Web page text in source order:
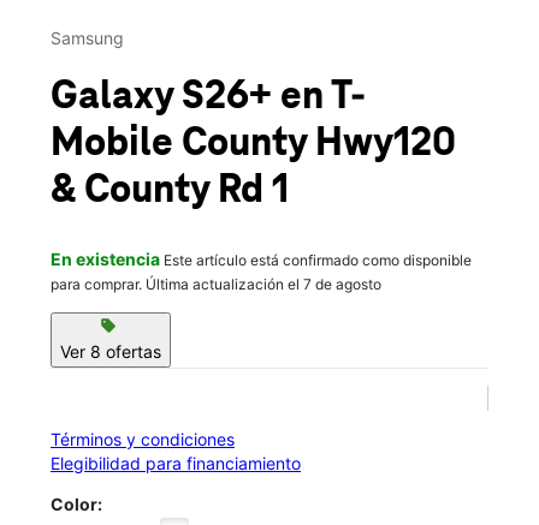
Vie.:10:00 a.m. a 8:00 p.m.
71 County Road 120 Ste 100 Sartell, MN 56303
Samsung
Galaxy S26+ en T-
Mobile County Hwy120
& County Rd 1
En existencia Este artículo está confirmado como disponible
para comprar. Última actualización el 7 de agosto
sell
Ver 8 ofertas
Términos y condiciones
Elegibilidad para financiamiento
Color: